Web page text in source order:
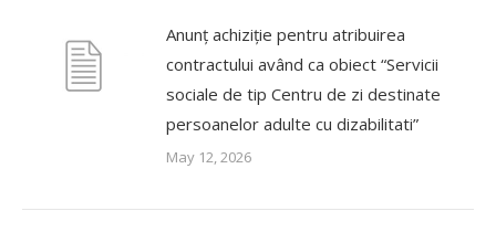
Anunț achiziție pentru atribuirea
contractului având ca obiect “Servicii
sociale de tip Centru de zi destinate
persoanelor adulte cu dizabilitati”
May 12, 2026